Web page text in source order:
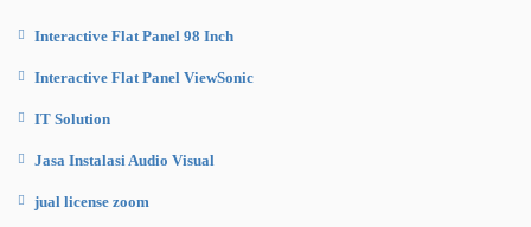
Interactive Flat Panel 98 Inch
Interactive Flat Panel ViewSonic
IT Solution
Jasa Instalasi Audio Visual
jual license zoom